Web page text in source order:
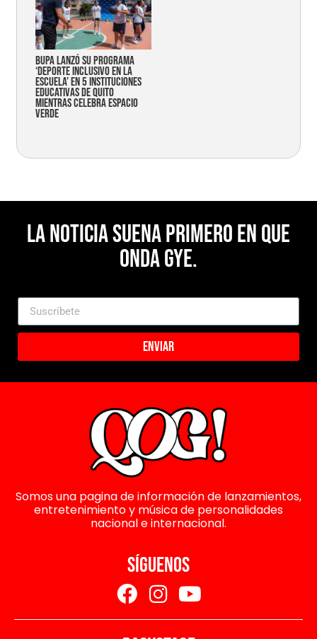
Bupa lanzó su programa
‘Deporte Inclusivo en la
Escuela’ en 5 instituciones
educativas de Quito
mientras celebra espacio
verde
La noticia suena primero en Que
Onda Gye.
Enviar
Somos una pagina de información de lanzamientos,
entretenimiento y música de personalidades
nacional e internacional.
SÍGUENOS